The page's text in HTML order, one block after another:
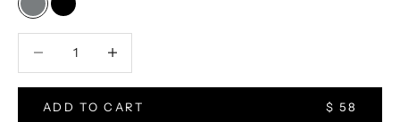
Grå
Svart
ADD TO CART $ 58